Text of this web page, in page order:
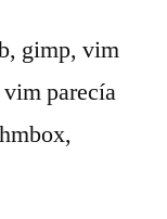
gimp, vim
parecía